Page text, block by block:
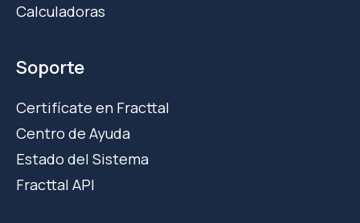
Calculadoras
Soporte
Certifícate en Fracttal
Centro de Ayuda
Estado del Sistema
Fracttal API